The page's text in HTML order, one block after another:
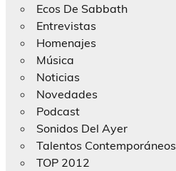
Ecos De Sabbath
Entrevistas
Homenajes
Música
Noticias
Novedades
Podcast
Sonidos Del Ayer
Talentos Contemporáneos
TOP 2012